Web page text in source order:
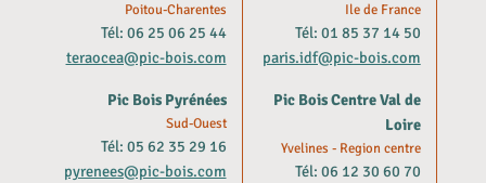
Poitou-Charentes
Tél: 06 25 06 25 44
teraocea@pic-bois.com
Pic Bois Pyrénées
Sud-Ouest
Tél: 05 62 35 29 16
pyrenees@pic-bois.com
Ile de France
Tél: 01 85 37 14 50
paris.idf@pic-bois.com
Pic Bois Centre Val de
Loire
Yvelines - Region centre
Tél: 06 12 30 60 70